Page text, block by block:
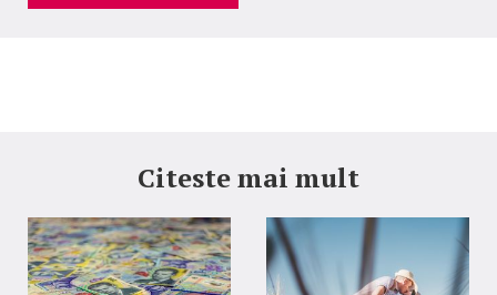
Citeste mai mult